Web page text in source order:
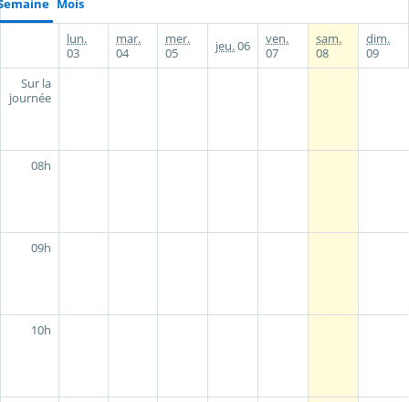
Mois
lun.
03
mar.
04
mer.
05
jeu.06
ven.
07
sam.
08
dim.
09
Sur la
journée
08h
09h
10h